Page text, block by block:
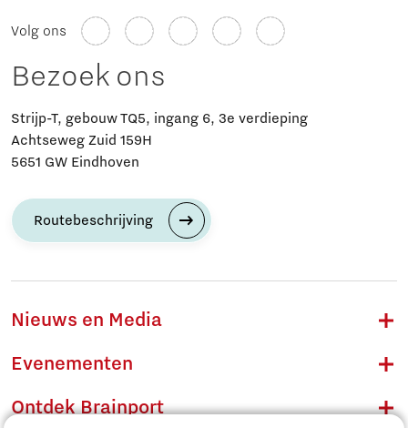
Volg ons
Bezoek ons
Strijp-T, gebouw TQ5, ingang 6, 3e verdieping
Achtseweg Zuid 159H
5651 GW Eindhoven
Routebeschrijving
Nieuws en Media
Evenementen
Ontdek Brainport